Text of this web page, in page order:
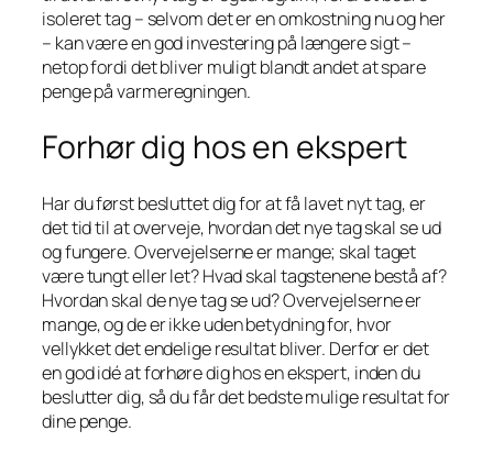
isoleret tag – selvom det er en omkostning nu og her
– kan være en god investering på længere sigt –
netop fordi det bliver muligt blandt andet at spare
penge på varmeregningen.
Forhør dig hos en ekspert
Har du først besluttet dig for at få lavet nyt tag, er
det tid til at overveje, hvordan det nye tag skal se ud
og fungere. Overvejelserne er mange; skal taget
være tungt eller let? Hvad skal tagstenene bestå af?
Hvordan skal de nye tag se ud? Overvejelserne er
mange, og de er ikke uden betydning for, hvor
vellykket det endelige resultat bliver. Derfor er det
en god idé at forhøre dig hos en ekspert, inden du
beslutter dig, så du får det bedste mulige resultat for
dine penge.